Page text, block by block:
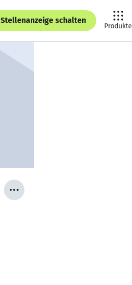
Stellenanzeige schalten
Produkte